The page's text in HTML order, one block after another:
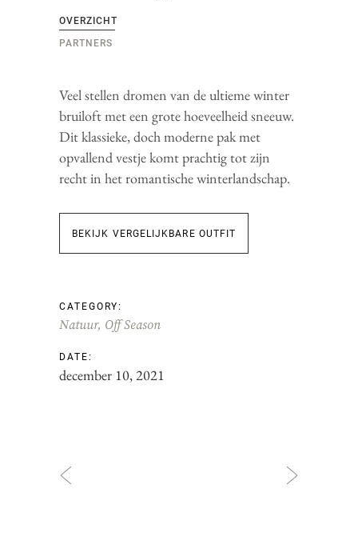
OVERZICHT
PARTNERS
Veel stellen dromen van de ultieme winter
bruiloft met een grote hoeveelheid sneeuw.
Dit klassieke, doch moderne pak met
opvallend vestje komt prachtig tot zijn
recht in het romantische winterlandschap.
BEKIJK VERGELIJKBARE OUTFIT
CATEGORY:
Natuur Off Season
DATE:
december 10, 2021